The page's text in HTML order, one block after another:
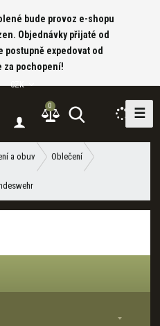
bude provoz e-shopu
Objednávky přijaté od
postupně expedovat od
za pochopení!
h
d
0
CZK
☰
a obuv Oblečení